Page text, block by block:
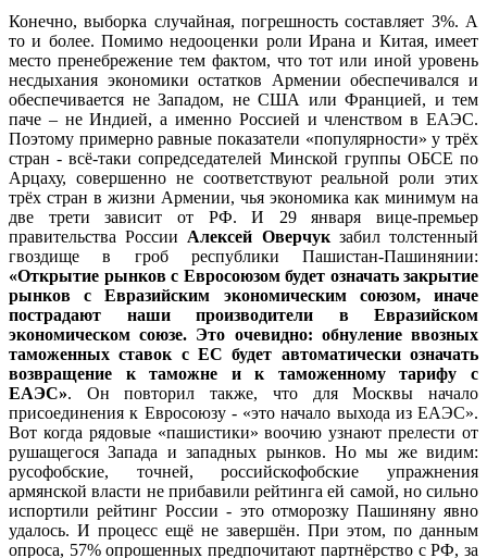
Конечно, выборка случайная, погрешность составляет 3%. А
то и более. Помимо недооценки роли Ирана и Китая, имеет
место пренебрежение тем фактом, что тот или иной уровень
несдыхания экономики остатков Армении обеспечивался и
обеспечивается не Западом, не США или Францией, и тем
паче – не Индией, а именно Россией и членством в ЕАЭС.
Поэтому примерно равные показатели «популярности» у трёх
стран - всё-таки сопредседателей Минской группы ОБСЕ по
Арцаху, совершенно не соответствуют реальной роли этих
трёх стран в жизни Армении, чья экономика как минимум на
две трети зависит от РФ. И 29 января вице-премьер
правительства РоссииАлексей Оверчукзабил толстенный
гвоздище в гроб республики Пашистан-Пашинянии:
«Открытие рынков с Евросоюзом будет означать закрытие
рынков с Евразийским экономическим союзом, иначе
пострадают наши производители в Евразийском
экономическом союзе. Это очевидно: обнуление ввозных
таможенных ставок с ЕС будет автоматически означать
возвращение к таможне и к таможенному тарифу с
ЕАЭС». Он повторил также, что для Москвы начало
присоединения к Евросоюзу - «это начало выхода из ЕАЭС».
Вот когда рядовые «пашистики» воочию узнают прелести от
рушащегося Запада и западных рынков. Но мы же видим:
русофобские, точней, российскофобские упражнения
армянской власти не прибавили рейтинга ей самой, но сильно
испортили рейтинг России - это отморозку Пашиняну явно
удалось. И процесс ещё не завершён. При этом, по данным
опроса, 57% опрошенных предпочитают партнёрство с РФ, за